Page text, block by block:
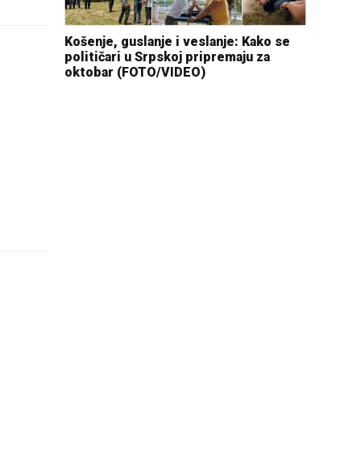
Košenje, guslanje i veslanje: Kako se
političari u Srpskoj pripremaju za
oktobar (FOTO/VIDEO)